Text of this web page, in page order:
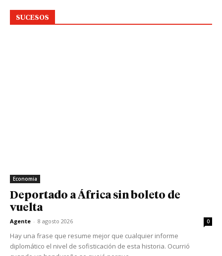
SUCESOS
Economia
Deportado a África sin boleto de
vuelta
Agente - 8 agosto 2026 0
Hay una frase que resume mejor que cualquier informe
diplomático el nivel de sofisticación de esta historia. Ocurrió